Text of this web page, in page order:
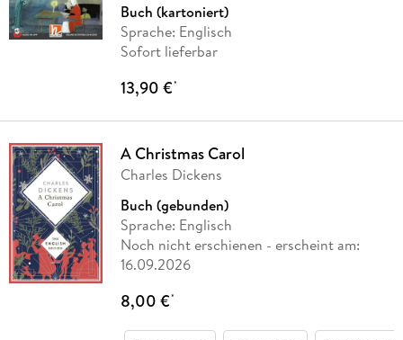
Buch (kartoniert)
Sprache: Englisch
Sofort lieferbar
13,90 €*
A Christmas Carol
Charles Dickens
Buch (gebunden)
Sprache: Englisch
Noch nicht erschienen - erscheint am:
16.09.2026
8,00 €*